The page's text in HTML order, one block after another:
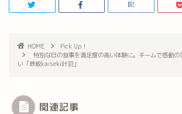
HOME
Pick Up！
特別な日の食事を満足度の高い体験に。チームで感動の
い「鉄板kaiseki叶羽」
関連記事